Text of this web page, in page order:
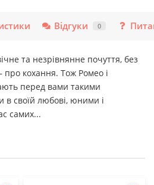
Відгуки 0
та незрівнянне почуття, без
про кохання. Тож Ромео і
перед вами такими
своїй любові, юними і
самих...